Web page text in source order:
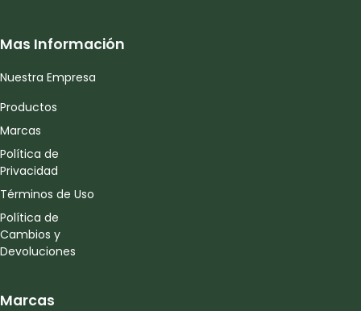
Mas Información
Nuestra Empresa
Productos
Marcas
Política de
Privacidad
Términos de Uso
Política de
Cambios y
Devoluciones
Marcas